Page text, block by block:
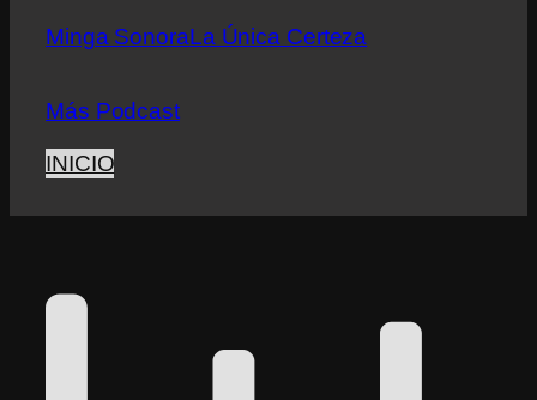
Minga SonoraLa Única Certeza
Más Podcast
INICIO